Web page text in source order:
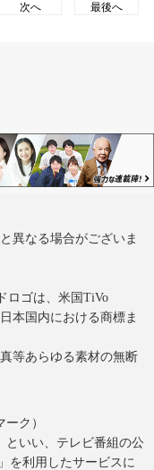
次へ 最後へ
異なる場合がございま
ロゴは、米国TiVo
本国内における商標ま
等あらゆる素材の無断
ク）
といい、テレビ番組の公
を利用したサービスに